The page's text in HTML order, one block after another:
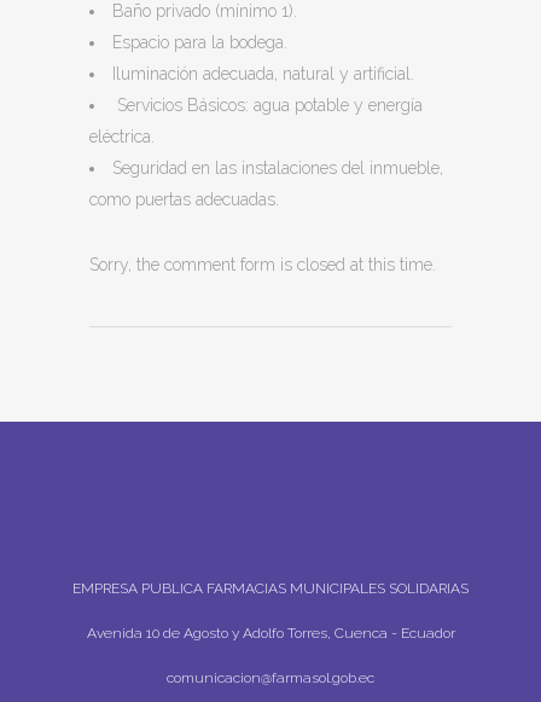
Baño privado (mínimo 1).
Espacio para la bodega.
Iluminación adecuada, natural y artificial.
Servicios Básicos: agua potable y energía
eléctrica.
Seguridad en las instalaciones del inmueble,
como puertas adecuadas.
Sorry, the comment form is closed at this time.
EMPRESA PUBLICA FARMACIAS MUNICIPALES SOLIDARIAS
Avenida 10 de Agosto y Adolfo Torres, Cuenca - Ecuador
comunicacion@farmasol.gob.ec